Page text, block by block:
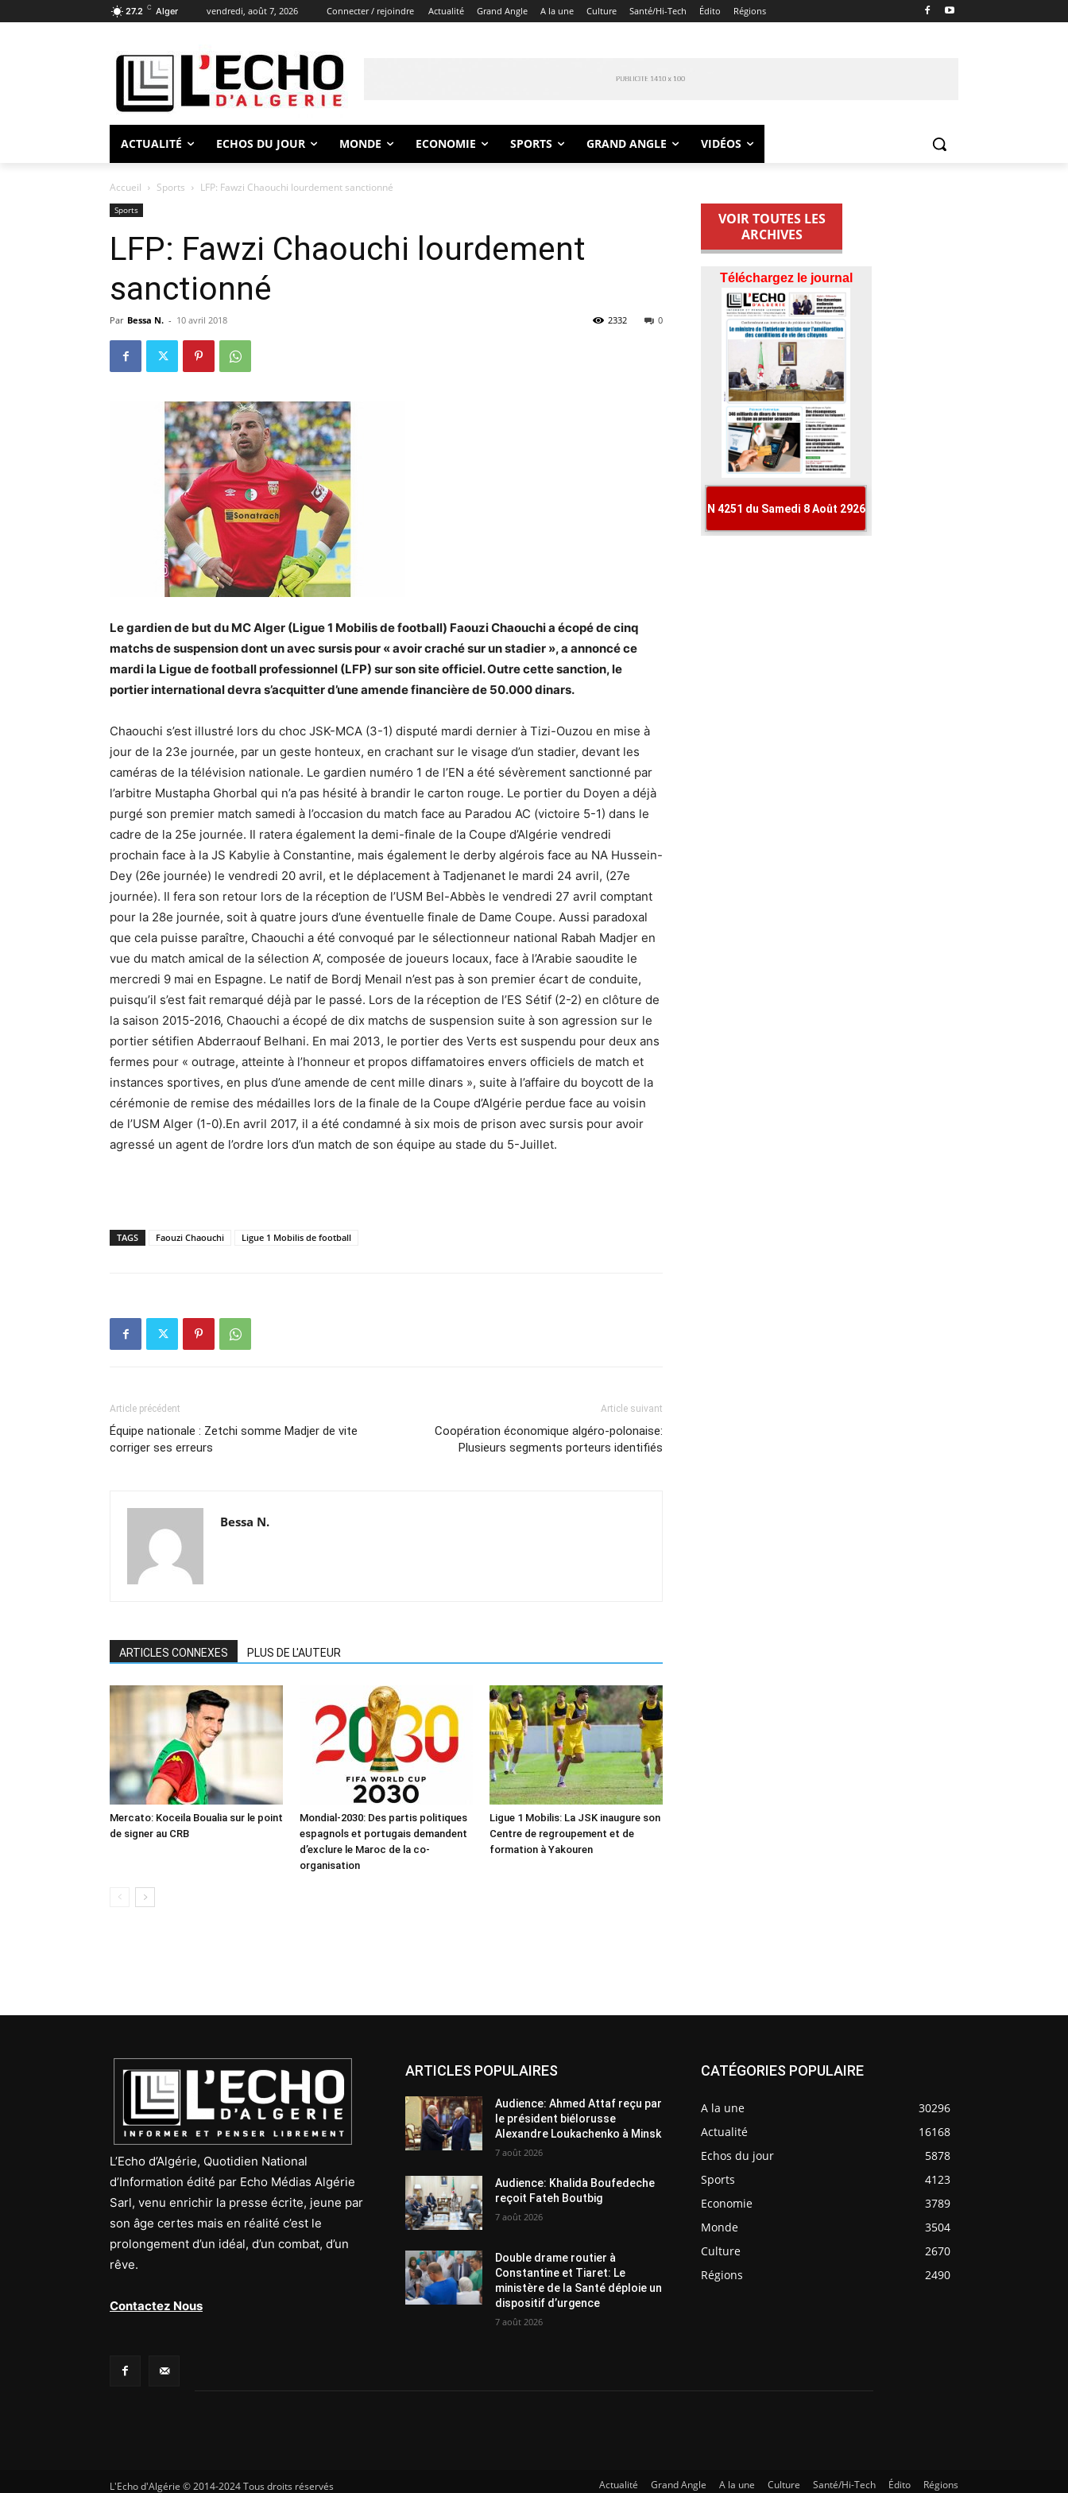
27.2 C Alger vendredi, août 7, 2026 Connecter / rejoindre Actualité Grand Angle A la une Culture Santé/Hi-Tech Édito Régions
ACTUALITÉ ECHOS DU JOUR MONDE ECONOMIE SPORTS GRAND ANGLE VIDÉOS
Accueil Sports LFP: Fawzi Chaouchi lourdement sanctionné
Sports
LFP: Fawzi Chaouchi lourdement
sanctionné
Par Bessa N. - 10 avril 2018 0
2332
Le gardien de but du MC Alger (Ligue 1 Mobilis de football) Faouzi Chaouchi a écopé de cinq
matchs de suspension dont un avec sursis pour « avoir craché sur un stadier », a annoncé ce
mardi la Ligue de football professionnel (LFP) sur son site officiel. Outre cette sanction, le
portier international devra s’acquitter d’une amende financière de 50.000 dinars.
Chaouchi s’est illustré lors du choc JSK-MCA (3-1) disputé mardi dernier à Tizi-Ouzou en mise à
jour de la 23e journée, par un geste honteux, en crachant sur le visage d’un stadier, devant les
caméras de la télévision nationale. Le gardien numéro 1 de l’EN a été sévèrement sanctionné par
l’arbitre Mustapha Ghorbal qui n’a pas hésité à brandir le carton rouge. Le portier du Doyen a déjà
purgé son premier match samedi à l’occasion du match face au Paradou AC (victoire 5-1) dans le
cadre de la 25e journée. Il ratera également la demi-finale de la Coupe d’Algérie vendredi
prochain face à la JS Kabylie à Constantine, mais également le derby algérois face au NA Hussein-
Dey (26e journée) le vendredi 20 avril, et le déplacement à Tadjenanet le mardi 24 avril, (27e
journée). Il fera son retour lors de la réception de l’USM Bel-Abbès le vendredi 27 avril comptant
pour la 28e journée, soit à quatre jours d’une éventuelle finale de Dame Coupe. Aussi paradoxal
que cela puisse paraître, Chaouchi a été convoqué par le sélectionneur national Rabah Madjer en
vue du match amical de la sélection A’, composée de joueurs locaux, face à l’Arabie saoudite le
mercredi 9 mai en Espagne. Le natif de Bordj Menail n’est pas à son premier écart de conduite,
puisqu’il s’est fait remarqué déjà par le passé. Lors de la réception de l’ES Sétif (2-2) en clôture de
la saison 2015-2016, Chaouchi a écopé de dix matchs de suspension suite à son agression sur le
portier sétifien Abderraouf Belhani. En mai 2013, le portier des Verts est suspendu pour deux ans
fermes pour « outrage, atteinte à l’honneur et propos diffamatoires envers officiels de match et
instances sportives, en plus d’une amende de cent mille dinars », suite à l’affaire du boycott de la
cérémonie de remise des médailles lors de la finale de la Coupe d’Algérie perdue face au voisin
de l’USM Alger (1-0).En avril 2017, il a été condamné à six mois de prison avec sursis pour avoir
agressé un agent de l’ordre lors d’un match de son équipe au stade du 5-Juillet.
TAGS Faouzi Chaouchi Ligue 1 Mobilis de football
Article précédent
Équipe nationale : Zetchi somme Madjer de vite
corriger ses erreurs
Article suivant
Coopération économique algéro-polonaise:
Plusieurs segments porteurs identifiés
Bessa N.
ARTICLES CONNEXES PLUS DE L'AUTEUR
Mercato: Koceila Boualia sur le point
de signer au CRB
Mondial-2030: Des partis politiques
espagnols et portugais demandent
d’exclure le Maroc de la co-
organisation
Ligue 1 Mobilis: La JSK inaugure son
Centre de regroupement et de
formation à Yakouren
VOIR TOUTES LES
ARCHIVES
L’Echo d’Algérie, Quotidien National
d’Information édité par Echo Médias Algérie
Sarl, venu enrichir la presse écrite, jeune par
son âge certes mais en réalité c’est le
prolongement d’un idéal, d’un combat, d’un
rêve.
Contactez Nous
ARTICLES POPULAIRES
Audience: Ahmed Attaf reçu par
le président biélorusse
Alexandre Loukachenko à Minsk
7 août 2026
Audience: Khalida Boufedeche
reçoit Fateh Boutbig
7 août 2026
Double drame routier à
Constantine et Tiaret: Le
ministère de la Santé déploie un
dispositif d’urgence
7 août 2026
CATÉGORIES POPULAIRE
A la une
30296
Actualité
16168
Echos du jour
5878
Sports
4123
Economie
3789
Monde
3504
Culture
2670
Régions
2490
L'Echo d'Algérie © 2014-2024 Tous droits réservés Actualité Grand Angle A la une Culture Santé/Hi-Tech Édito Régions